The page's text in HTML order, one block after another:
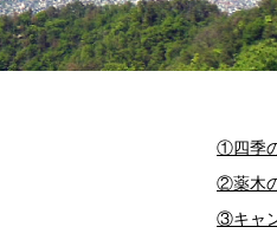
①四季
②薬木
③キャ